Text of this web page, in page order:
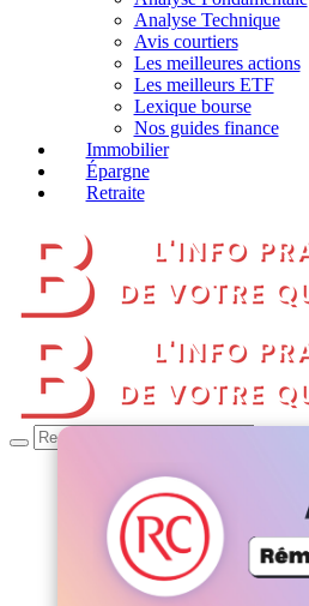
Analyse Technique
Avis courtiers
Les meilleures actions
Les meilleurs ETF
Lexique bourse
Nos guides finance
Immobilier
Épargne
Retraite